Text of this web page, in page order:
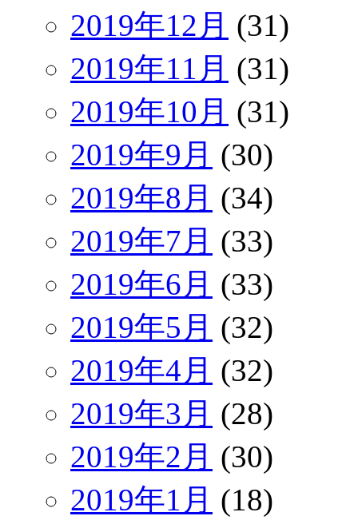
2019年12月 (31)
2019年11月 (31)
2019年10月 (31)
2019年9月 (30)
2019年8月 (34)
2019年7月 (33)
2019年6月 (33)
2019年5月 (32)
2019年4月 (32)
2019年3月 (28)
2019年2月 (30)
2019年1月 (18)